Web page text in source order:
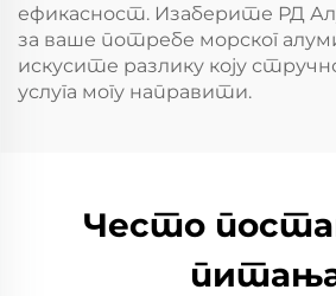
ефикасност. Изаберите РД
за ваше потребе морског
искусите разлику коју
услуга могу направити.
Често